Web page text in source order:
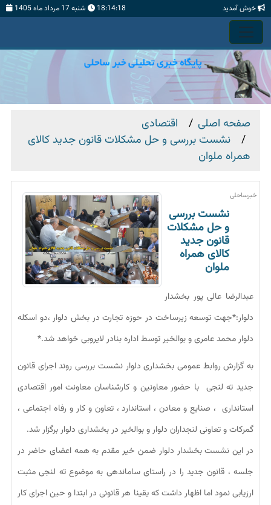
خوش آمدید 18:14:19 شنبه 17 مرداد ماه 1405
صفحه اصلی
اقتصادی
نشست بررسی و حل مشکلات قانون جدید کالای
همراه ملوان
خبرساحلی
نشست بررسی
و حل مشکلات
قانون جدید
کالای همراه
ملوان
عبدالرضا عالی پور بخشدار
دلوار:*جهت توسعه زیرساخت در حوزه تجارت در بخش دلوار ،دو اسکله
دلوار محمد عامری و بوالخیر توسط اداره بنادر لایروبی خواهد شد.*
به گزارش روابط عمومی بخشداری دلوار نشست بررسی روند اجرای قانون
جدید ته لنجی با حضور معاونین و کارشناسان معاونت امور اقتصادی
استانداری ، صنایع و معادن ، استاندارد ، تعاون و کار و رفاه اجتماعی ،
گمرکات و تعاونی لنجداران دلوار و بوالخیر در بخشداری دلوار برگزار شد.
در این نشست بخشدار دلوار ضمن خیر مقدم به همه اعضای حاضر در
جلسه ، قانون جدید را در راستای ساماندهی به موضوع ته لنجی مثبت
ارزیابی نمود اما اظهار داشت که یقینا هر قانونی در ابتدا و حین اجرای کار